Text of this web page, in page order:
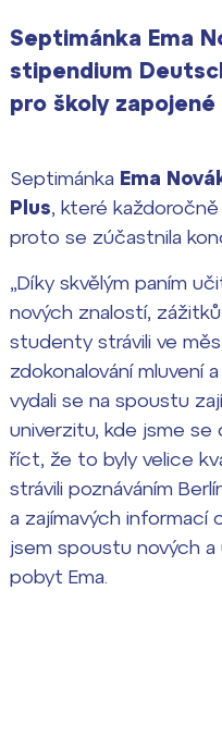
Septimánka Ema
stipendium
pro školy
Septimánka Ema
Plus, které
proto se zúčastnila
„Díky skvělým paním
nových znalostí,
studenty strávili ve
zdokonalování mluvení
vydali se na spoustu
univerzitu, kde jsme se
říct, že to byly velice
strávili poznáváním
a zajímavých informací
jsem spoustu nových a
pobyt Ema.